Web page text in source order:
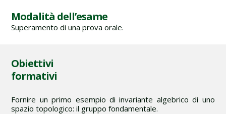
Modalità dell’esame
Superamento di una prova orale.
Obiettivi
formativi
Fornire un primo esempio di invariante algebrico di uno
spazio topologico: il gruppo fondamentale.